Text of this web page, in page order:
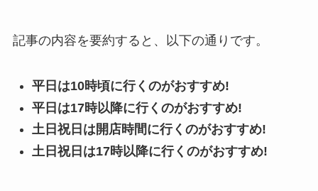
記事の内容を要約すると、以下の通りです。
平日は10時頃に行くのがおすすめ!
平日は17時以降に行くのがおすすめ!
土日祝日は開店時間に行くのがおすすめ!
土日祝日は17時以降に行くのがおすすめ!